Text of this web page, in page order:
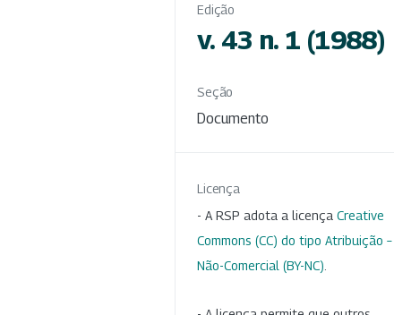
Edição
v. 43 n. 1 (1988)
Seção
Documento
Licença
- A RSP adota a licença Creative
Commons (CC) do tipo Atribuição –
Não-Comercial (BY-NC)